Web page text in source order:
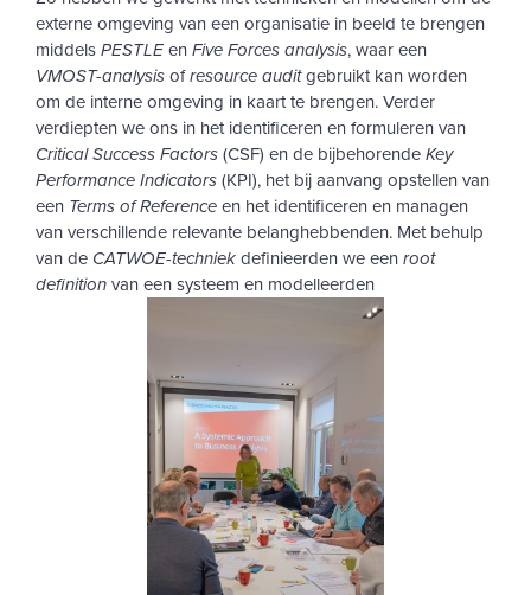
externe omgeving van een organisatie in beeld te brengen
middelsPESTLE enFive Forces analysis, waar een
VMOST-analysis ofresource auditgebruikt kan worden
om de interne omgeving in kaart te brengen. Verder
verdiepten we ons in het identificeren en formuleren van
Critical Success Factors (CSF) en de bijbehorendeKey
Performance Indicators (KPI), het bij aanvang opstellen van
een Terms of Referenceen het identificeren en managen
van verschillende relevante belanghebbenden. Met behulp
van de CATWOE-techniek definieerdenwe eenroot
definition van een systeem en modelleerden